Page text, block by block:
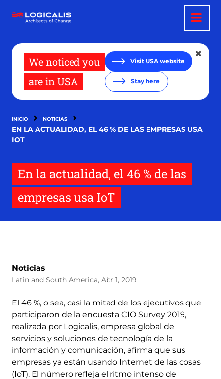
contenido
We noticed you
are in USA
Visit USA website
Stay here
INICIO NOTICIAS
EN LA ACTUALIDAD, EL 46 % DE LAS EMPRESAS USA
IOT
En la actualidad, el 46 % de las
empresas usa IoT
Noticias
Latin and South America, Abr 1, 2019
El 46 %, o sea, casi la mitad de los ejecutivos que
participaron de la encuesta CIO Survey 2019,
realizada por Logicalis, empresa global de
servicios y soluciones de tecnología de la
información y comunicación, afirma que sus
empresas ya están usando Internet de las cosas
(IoT). El número refleja el ritmo intenso de